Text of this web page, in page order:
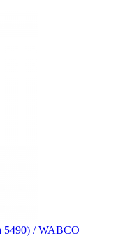
5490) / WABCO